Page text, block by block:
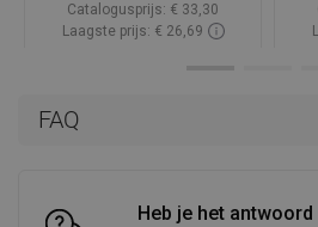
FAQ
Heb je het
Catalogusprijs: € 33,30
Laagste prijs: € 26,69